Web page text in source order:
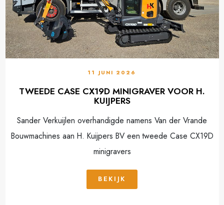
11 JUNI 2026
TWEEDE CASE CX19D MINIGRAVER VOOR H.
KUIJPERS
Sander Verkuijlen overhandigde namens Van der Vrande
Bouwmachines aan H. Kuijpers BV een tweede Case CX19D
minigravers
BEKIJK